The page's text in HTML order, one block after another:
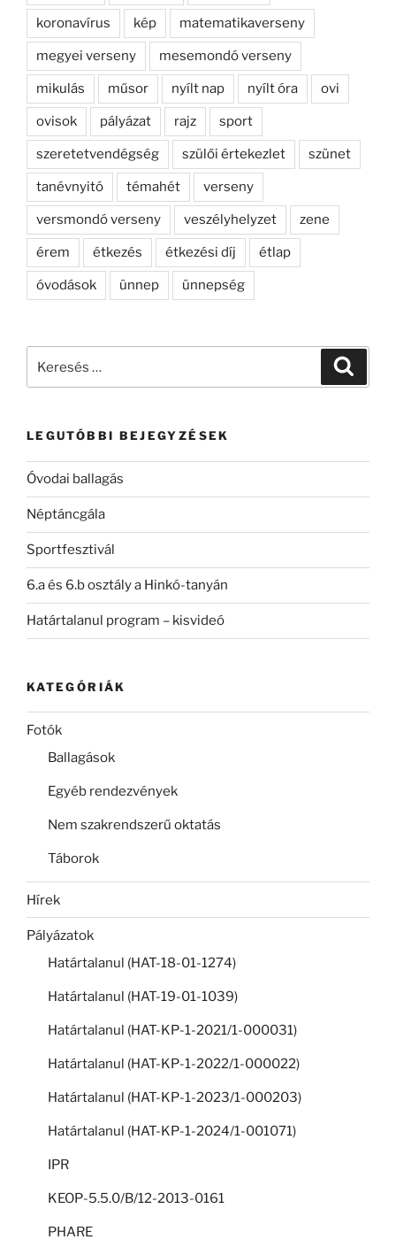
koronavírus kép matematikaverseny
megyei verseny mesemondó verseny
mikulás műsor nyílt nap nyílt óra ovi
ovisok pályázat rajz sport
szeretetvendégség szülői értekezlet szünet
tanévnyitó témahét verseny
versmondó verseny veszélyhelyzet zene
érem étkezés étkezési díj étlap
óvodások ünnep ünnepség
LEGUTÓBBI BEJEGYZÉSEK
Óvodai ballagás
Néptáncgála
Sportfesztivál
6.a és 6.b osztály a Hinkó-tanyán
Határtalanul program – kisvideó
KATEGÓRIÁK
Fotók
Ballagások
Egyéb rendezvények
Nem szakrendszerű oktatás
Táborok
Hírek
Pályázatok
Határtalanul (HAT-18-01-1274)
Határtalanul (HAT-19-01-1039)
Határtalanul (HAT-KP-1-2021/1-000031)
Határtalanul (HAT-KP-1-2022/1-000022)
Határtalanul (HAT-KP-1-2023/1-000203)
Határtalanul (HAT-KP-1-2024/1-001071)
IPR
KEOP-5.5.0/B/12-2013-0161
PHARE